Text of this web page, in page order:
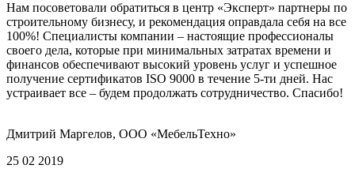
Нам посоветовали обратиться в центр «Эксперт» партнеры по
строительному бизнесу, и рекомендация оправдала себя на все
100%! Специалисты компании – настоящие профессионалы
своего дела, которые при минимальных затратах времени и
финансов обеспечивают высокий уровень услуг и успешное
получение сертификатов ISO 9000 в течение 5-ти дней. Нас
устраивает все – будем продолжать сотрудничество. Спасибо!
Дмитрий Маргелов, ООО «МебельТехно»
25 02 2019